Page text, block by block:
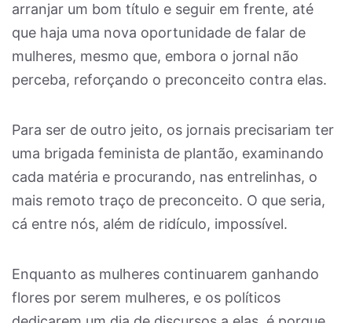
arranjar um bom título e seguir em frente, até
que haja uma nova oportunidade de falar de
mulheres, mesmo que, embora o jornal não
perceba, reforçando o preconceito contra elas.
Para ser de outro jeito, os jornais precisariam ter
uma brigada feminista de plantão, examinando
cada matéria e procurando, nas entrelinhas, o
mais remoto traço de preconceito. O que seria,
cá entre nós, além de ridículo, impossível.
Enquanto as mulheres continuarem ganhando
flores por serem mulheres, e os políticos